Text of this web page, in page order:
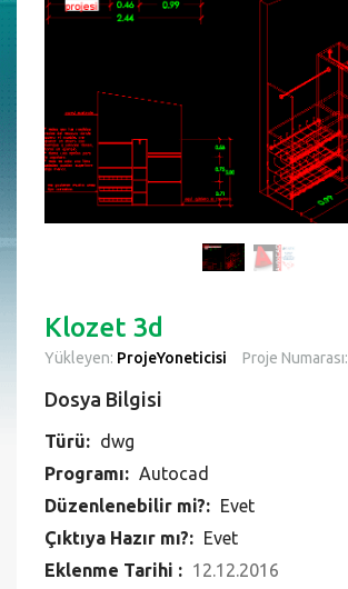
Klozet 3d
Yükleyen: ProjeYoneticisi Proje Numarası:
Dosya Bilgisi
Türü: dwg
Programı: Autocad
Düzenlenebilir mi?: Evet
Çıktıya Hazır mı?: Evet
Eklenme Tarihi : 12.12.2016